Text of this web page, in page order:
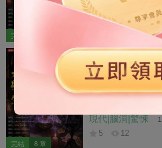
定找不到!」
完結
魂名額。 「大師，
失蹤五年的人，你
方提供生辰八字
惜： 「這個八字的
犧牲了……」 八字
冒死水，鬼樹聚陰
現代|腦洞|驚悚
19
完結 8 章
摳門大學生
前兩次直播招魂出
太出名沒好事，我
有人上鉤，我能圖
大鱷來到我攤位前
現代|腦洞|驚悚
5 12